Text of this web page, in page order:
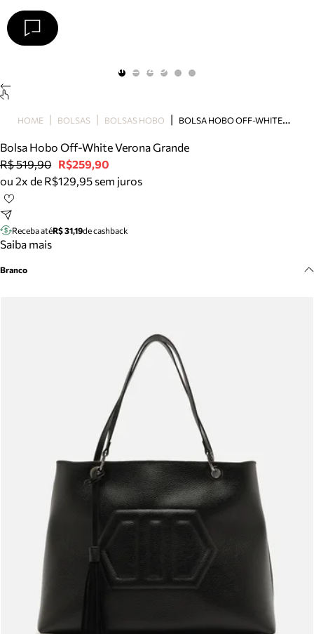
Papete
Scarpin
Mocassim
Bolsa
Tênis
Mule
Acompanhe seus pedidos e solicite devoluções.
Arezzo
HOME BOLSAS BOLSAS HOBO B
OLSA HOBO OFF-WHITE VERONA GRANDE
Bolsa Hobo Off-White Verona Grande
R$ 519,90 R$259,90
ou 2x de R$129,95 sem juros
Receba atéR$ 31,19de cashback
Saiba mais
Branco